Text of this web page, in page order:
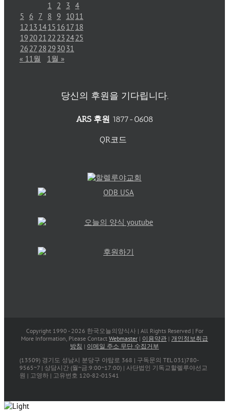
1 2 3 4
5
6 7 8 9 1011
12 13 1415 1617 18
192021 22 23 2425
2627 28 293031
« 11월
1월 »
당신의 후원을 기다립니다.
ARS 후원 1877-0608
QR코드
Copyright 1990 - 2026 한국오늘의양식사 | All Rights Reserved | For
More Information, Please Contact Webmaster | 이용약관 | 개인정보취급
방침 | 이메일 주소 무단 수집거부
(13509) 경기도 성남시 분당구 야탑로 368 | 구독문의 TEL 031)780-
9565~7 | 상담시간 (월~금:9:00~17:00) | 사단법인 기독교할렐루야선교
원 | 고영하 | 고유번호 120-82-01541